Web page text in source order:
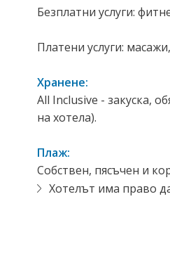
Безплатни услуги:
Платени услуги:
Хранене:
All Inclusive - закуска,
на хотела).
Плаж:
Собствен, пясъчен и
Хотелът има право